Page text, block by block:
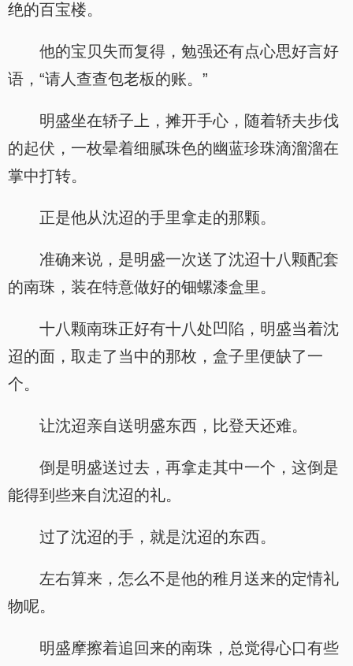
绝的百宝楼。
他的宝贝失而复得，勉强还有点心思好言好
语，“请人查查包老板的账。”
明盛坐在轿子上，摊开手心，随着轿夫步伐
的起伏，一枚晕着细腻珠色的幽蓝珍珠滴溜溜在
掌中打转。
正是他从沈迢的手里拿走的那颗。
准确来说，是明盛一次送了沈迢十八颗配套
的南珠，装在特意做好的钿螺漆盒里。
十八颗南珠正好有十八处凹陷，明盛当着沈
迢的面，取走了当中的那枚，盒子里便缺了一
个。
让沈迢亲自送明盛东西，比登天还难。
倒是明盛送过去，再拿走其中一个，这倒是
能得到些来自沈迢的礼。
过了沈迢的手，就是沈迢的东西。
左右算来，怎么不是他的稚月送来的定情礼
物呢。
明盛摩擦着追回来的南珠，总觉得心口有些